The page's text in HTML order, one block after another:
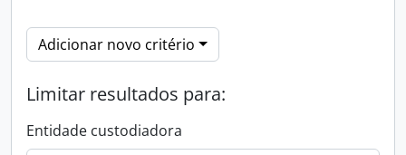
Adicionar novo critério
Limitar resultados para:
Entidade custodiadora